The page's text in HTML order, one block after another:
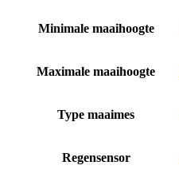
Minimale maaihoogte
Maximale maaihoogte
Type maaimes
Regensensor